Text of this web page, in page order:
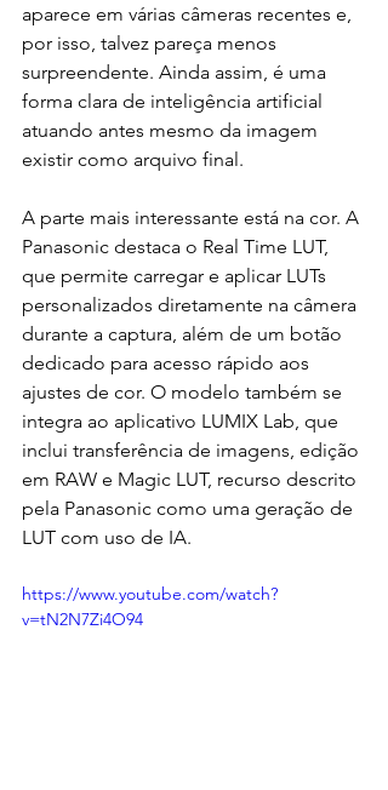
aparece em várias câmeras recentes e,
por isso, talvez pareça menos
surpreendente. Ainda assim, é uma
forma clara de inteligência artificial
atuando antes mesmo da imagem
existir como arquivo final.
A parte mais interessante está na cor. A
Panasonic destaca o Real Time LUT,
que permite carregar e aplicar LUTs
personalizados diretamente na câmera
durante a captura, além de um botão
dedicado para acesso rápido aos
ajustes de cor. O modelo também se
integra ao aplicativo LUMIX Lab, que
inclui transferência de imagens, edição
em RAW e Magic LUT, recurso descrito
pela Panasonic como uma geração de
LUT com uso de IA.
https://www.youtube.com/watch?
v=tN2N7Zi4O94